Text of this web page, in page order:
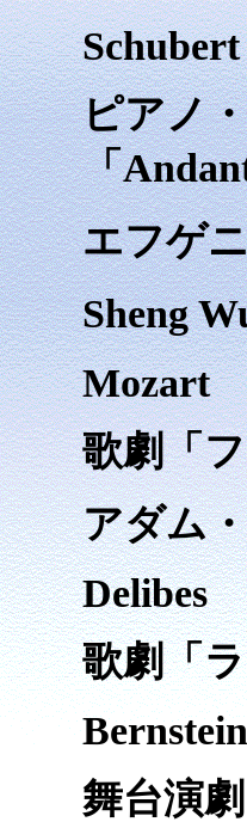
Schubert
ピアノ
「
エフゲ
Sheng
Mozart
歌劇「
アダム
Delibes
歌劇「
Bernstein
舞台演